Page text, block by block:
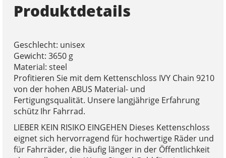
Produktdetails
Geschlecht: unisex
Gewicht: 3650 g
Material: steel
Profitieren Sie mit dem Kettenschloss IVY Chain 9210
von der hohen ABUS Material- und
Fertigungsqualität. Unsere langjährige Erfahrung
schütz Ihr Fahrrad.
LIEBER KEIN RISIKO EINGEHEN Dieses Kettenschloss
eignet sich hervorragend für hochwertige Räder und
für Fahrräder, die häufig länger in der Öffentlichkeit